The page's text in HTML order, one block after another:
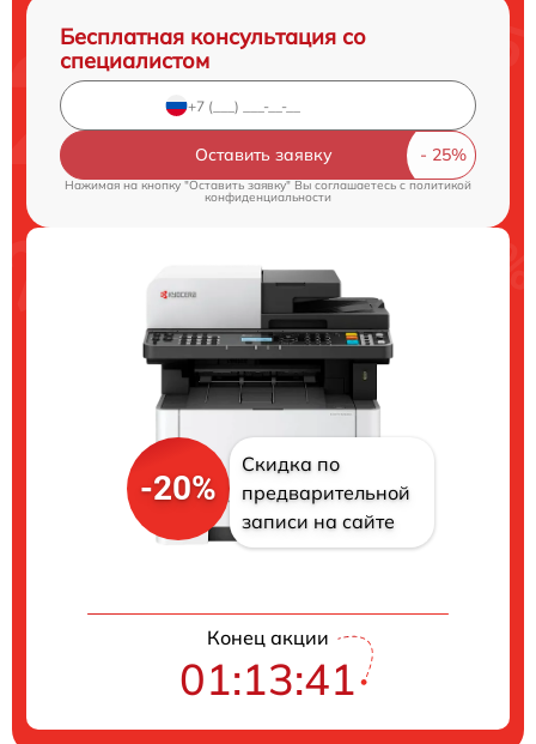
Бесплатная консультация со
специалистом
Оставить заявку
Нажимая на кнопку "Оставить заявку" Вы соглашаетесь cполитикой
конфиденциальности
-20%
Скидка по
предварительной
записи на сайте
Конец акции
01:13:40